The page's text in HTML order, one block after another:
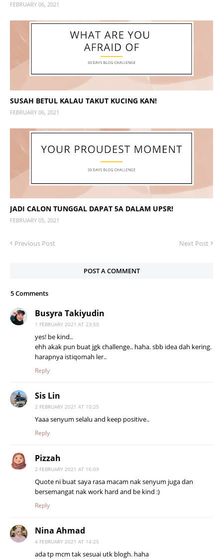
FEBRUARY 06, 2021
SUSAH BETUL KALAU TAKUT KUCING KAN!
FEBRUARY 06, 2021
JADI CALON TUNGGAL DAPAT 5A DALAM UPSR!
FEBRUARY 05, 2021
Previous Post Next Post
POST A COMMENT
5 Comments
Busyra Takiyudin
1 FEBRUARY 2021 AT 23:50
yes! be kind..
ehh akak pun buat jgk challenge.. haha. sbb idea dah kering.
harapnya istiqomah ler..
Reply
Sis Lin
2 FEBRUARY 2021 AT 10:25
Yaaa senyum selalu and keep positive..
Reply
Pizzah
2 FEBRUARY 2021 AT 16:09
Quote ni buat saya rasa macam nak senyum juga dan
bersemangat nak work hard and be kind :)
Reply
Nina Ahmad
4 FEBRUARY 2021 AT 14:25
ada tp mcm tak sesuai utk blogh. haha